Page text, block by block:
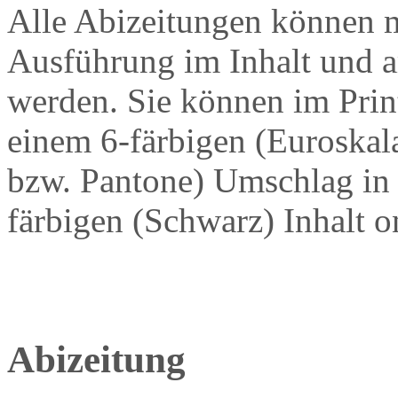
Alle Abizeitungen können
Ausführung im Inhalt und
werden. Sie können im
einem 6-färbigen
bzw. Pantone) Umschlag
färbigen (Schwarz) Inhalt
Abizeitung